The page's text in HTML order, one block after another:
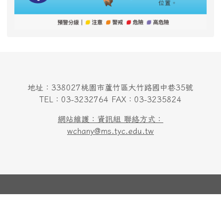
地址：338027桃園市蘆竹區大竹路國中巷35號
TEL：03-3232764 FAX：03-3235824
網站維護：資訊組 聯絡方式：
wchany@ms.tyc.edu.tw